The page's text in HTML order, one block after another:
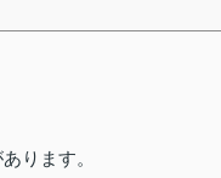
ります。